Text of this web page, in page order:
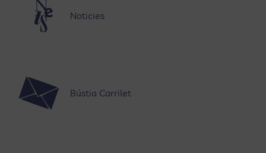
Noticies
Bústia Carrilet